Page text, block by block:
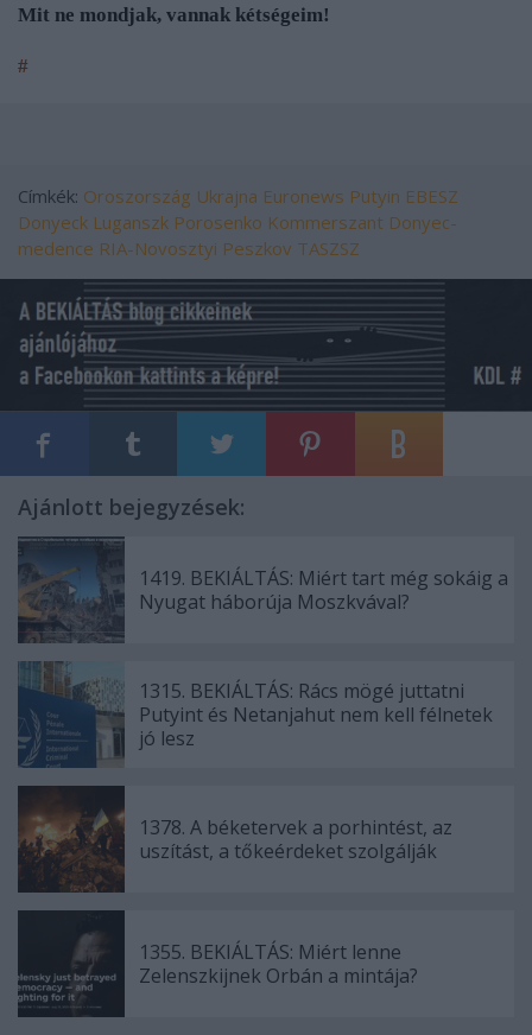
Mit ne mondjak, vannak kétségeim!
#
Címkék: Oroszország Ukrajna Euronews Putyin EBESZ
Donyeck Luganszk Porosenko Kommerszant Donyec-
medence RIA-Novosztyi Peszkov TASZSZ
Ajánlott bejegyzések:
1419. BEKIÁLTÁS: Miért tart még sokáig a
Nyugat háborúja Moszkvával?
1315. BEKIÁLTÁS: Rács mögé juttatni
Putyint és Netanjahut nem kell félnetek
jó lesz
1378. A béketervek a porhintést, az
uszítást, a tőkeérdeket szolgálják
1355. BEKIÁLTÁS: Miért lenne
Zelenszkijnek Orbán a mintája?